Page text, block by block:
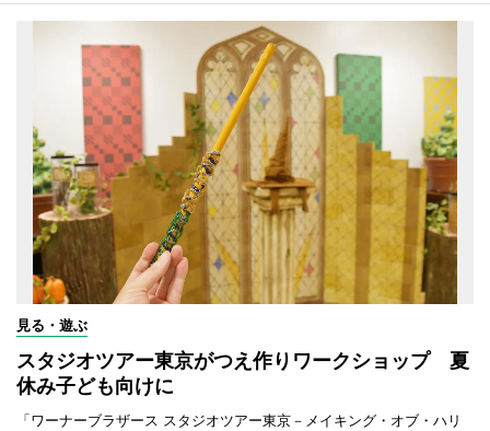
見る・遊ぶ
スタジオツアー東京がつえ作りワークショップ 夏
休み子ども向けに
「ワーナーブラザース スタジオツアー東京－メイキング・オブ・ハリ